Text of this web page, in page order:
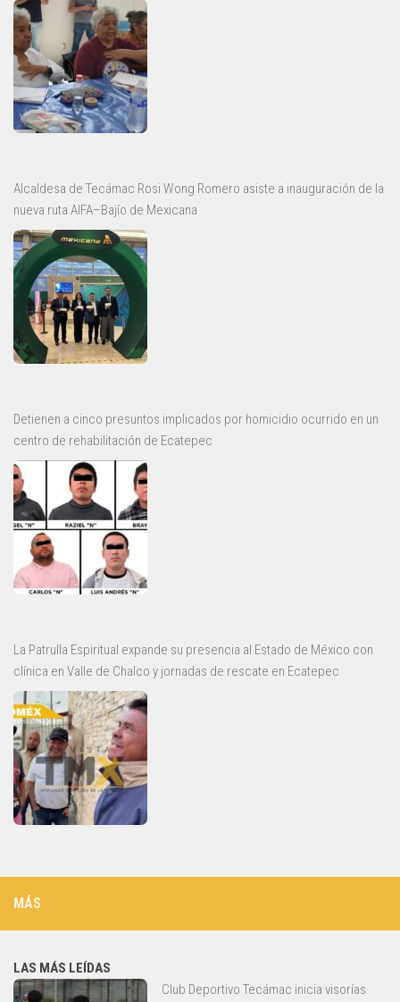
Alcaldesa de Tecámac Rosi Wong Romero asiste a inauguración de la
nueva ruta AIFA–Bajío de Mexicana
Detienen a cinco presuntos implicados por homicidio ocurrido en un
centro de rehabilitación de Ecatepec
La Patrulla Espiritual expande su presencia al Estado de México con
clínica en Valle de Chalco y jornadas de rescate en Ecatepec
MÁS
LAS MÁS LEÍDAS
Club Deportivo Tecámac inicia visorías